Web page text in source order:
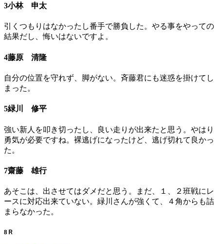
3小林 申太
引くつもりはなかったし番手で勝負した。やる事をやっての
結果だし、悔いはないですよ。
4藤原 清隆
自分の位置を守れず、脚がない。斉藤君にも迷惑を掛けてし
まった。
5緑川 修平
強い新人を叩き切ったし、良い走りが出来たと思う。やはり
勇気が必要ですね。裸逃げになったけど、逃げ切れて良かっ
た。
7齋藤 雄行
あそこは、出させてはダメだと思う。まだ、１、２班戦にレ
ースに対応出来ていない。緑川さんが強くて、４角からも詰
まらなかった。
8Ｒ